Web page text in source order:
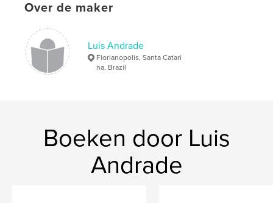
Over de maker
Luis Andrade
Florianopolis, Santa Catari
na, Brazil
Boeken door Luis
Andrade